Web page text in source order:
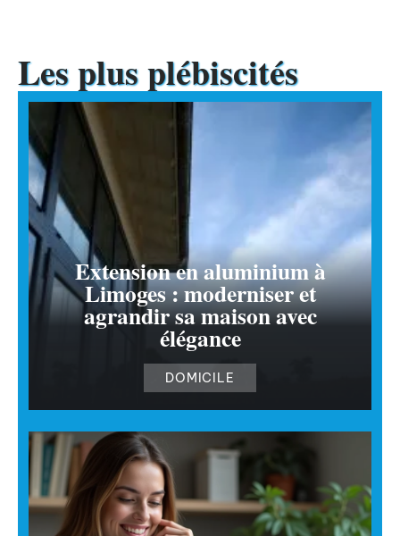
Les plus plébiscités
Extension en aluminium à
Limoges : moderniser et
agrandir sa maison avec
élégance
DOMICILE